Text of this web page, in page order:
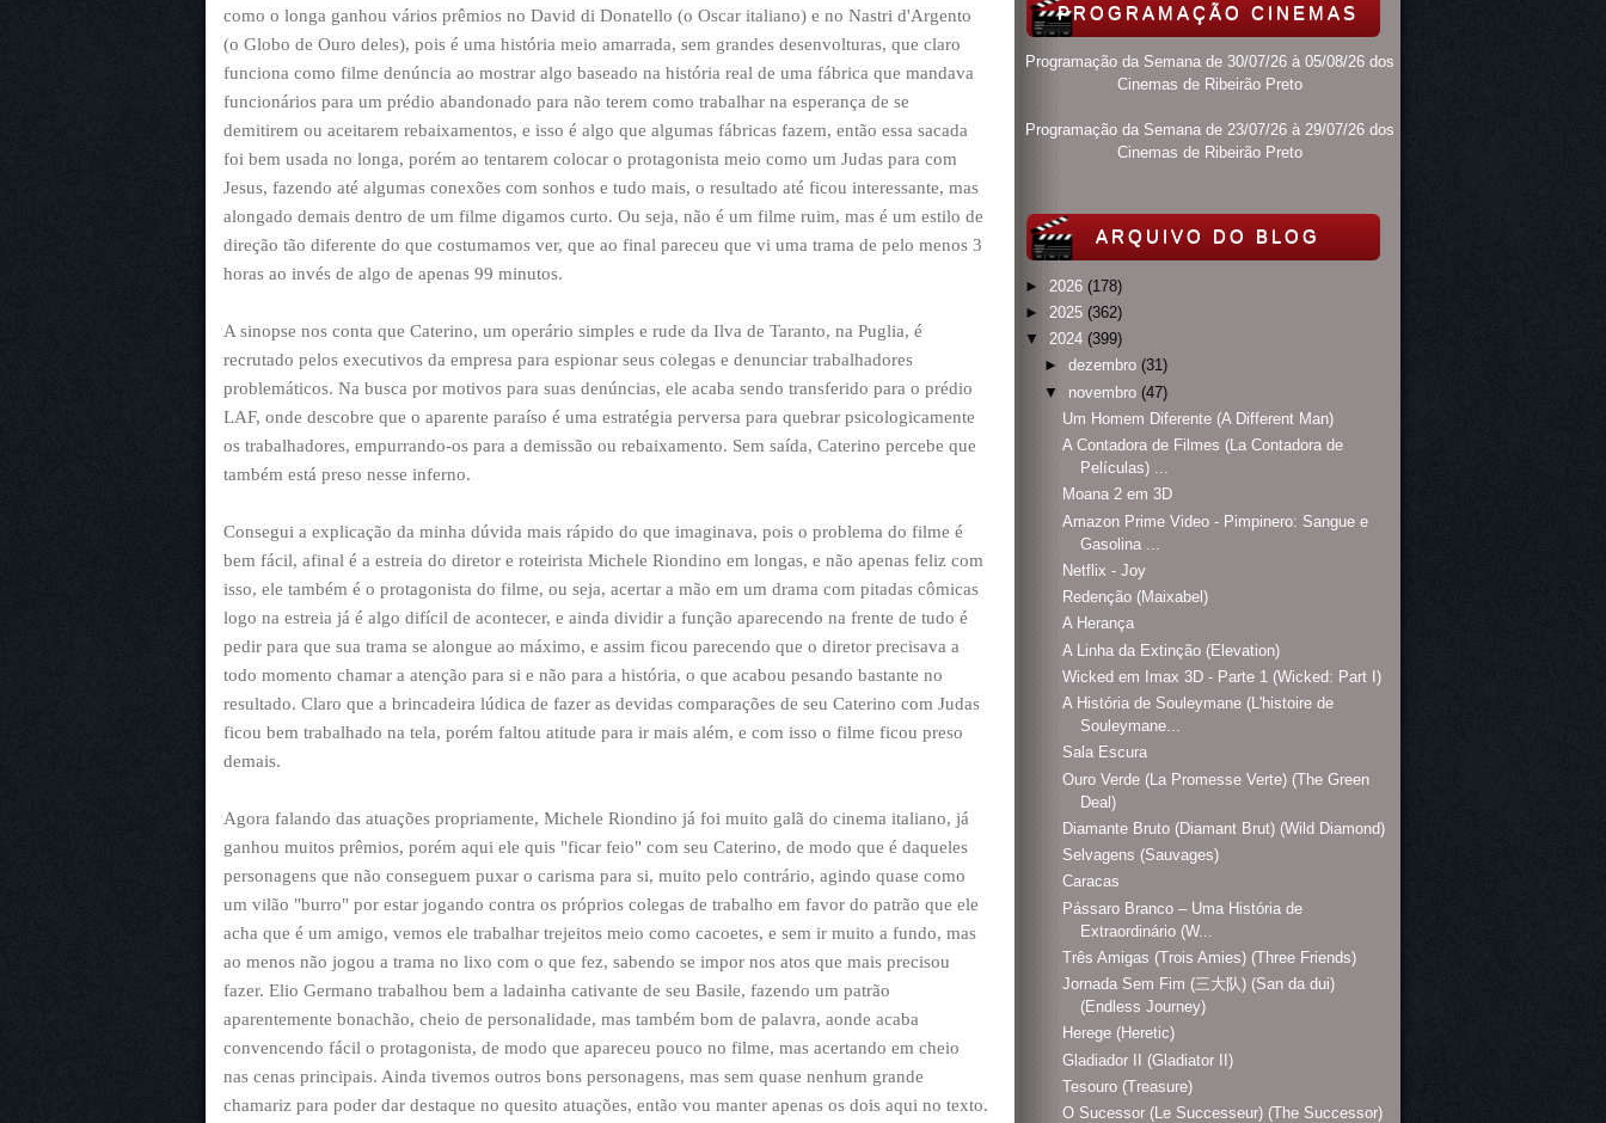
como o longa ganhou vários prêmios no David di Donatello (o Oscar italiano) e no Nastri d'Argento
(o Globo de Ouro deles), pois é uma história meio amarrada, sem grandes desenvolturas, que claro
funciona como filme denúncia ao mostrar algo baseado na história real de uma fábrica que mandava
funcionários para um prédio abandonado para não terem como trabalhar na esperança de se
demitirem ou aceitarem rebaixamentos, e isso é algo que algumas fábricas fazem, então essa sacada
foi bem usada no longa, porém ao tentarem colocar o protagonista meio como um Judas para com
Jesus, fazendo até algumas conexões com sonhos e tudo mais, o resultado até ficou interessante, mas
alongado demais dentro de um filme digamos curto. Ou seja, não é um filme ruim, mas é um estilo de
direção tão diferente do que costumamos ver, que ao final pareceu que vi uma trama de pelo menos 3
horas ao invés de algo de apenas 99 minutos.
A sinopse nos conta que Caterino, um operário simples e rude da Ilva de Taranto, na Puglia, é
recrutado pelos executivos da empresa para espionar seus colegas e denunciar trabalhadores
problemáticos. Na busca por motivos para suas denúncias, ele acaba sendo transferido para o prédio
LAF, onde descobre que o aparente paraíso é uma estratégia perversa para quebrar psicologicamente
os trabalhadores, empurrando-os para a demissão ou rebaixamento. Sem saída, Caterino percebe que
também está preso nesse inferno.
Consegui a explicação da minha dúvida mais rápido do que imaginava, pois o problema do filme é
bem fácil, afinal é a estreia do diretor e roteirista Michele Riondino em longas, e não apenas feliz com
isso, ele também é o protagonista do filme, ou seja, acertar a mão em um drama com pitadas cômicas
logo na estreia já é algo difícil de acontecer, e ainda dividir a função aparecendo na frente de tudo é
pedir para que sua trama se alongue ao máximo, e assim ficou parecendo que o diretor precisava a
todo momento chamar a atenção para si e não para a história, o que acabou pesando bastante no
resultado. Claro que a brincadeira lúdica de fazer as devidas comparações de seu Caterino com Judas
ficou bem trabalhado na tela, porém faltou atitude para ir mais além, e com isso o filme ficou preso
demais.
Agora falando das atuações propriamente, Michele Riondino já foi muito galã do cinema italiano, já
ganhou muitos prêmios, porém aqui ele quis "ficar feio" com seu Caterino, de modo que é daqueles
personagens que não conseguem puxar o carisma para si, muito pelo contrário, agindo quase como
um vilão "burro" por estar jogando contra os próprios colegas de trabalho em favor do patrão que ele
acha que é um amigo, vemos ele trabalhar trejeitos meio como cacoetes, e sem ir muito a fundo, mas
ao menos não jogou a trama no lixo com o que fez, sabendo se impor nos atos que mais precisou
fazer. Elio Germano trabalhou bem a ladainha cativante de seu Basile, fazendo um patrão
aparentemente bonachão, cheio de personalidade, mas também bom de palavra, aonde acaba
convencendo fácil o protagonista, de modo que apareceu pouco no filme, mas acertando em cheio
nas cenas principais. Ainda tivemos outros bons personagens, mas sem quase nenhum grande
chamariz para poder dar destaque no quesito atuações, então vou manter apenas os dois aqui no texto.
PROGRAMAÇÃO CINEMAS
Programação da Semana de 30/07/26 à 05/08/26 dos
Cinemas de Ribeirão Preto
Programação da Semana de 23/07/26 à 29/07/26 dos
Cinemas de Ribeirão Preto
ARQUIVO DO BLOG
► 2026 (178)
► 2025 (362)
▼
2024 (399)
► dezembro (31)
▼
novembro (47)
Um Homem Diferente (A Different Man)
A Contadora de Filmes (La Contadora de
Películas) ...
Moana 2 em 3D
Amazon Prime Video - Pimpinero: Sangue e
Gasolina ...
Netflix - Joy
Redenção (Maixabel)
A Herança
A Linha da Extinção (Elevation)
Wicked em Imax 3D - Parte 1 (Wicked: Part I)
A História de Souleymane (L'histoire de
Souleymane...
Sala Escura
Ouro Verde (La Promesse Verte) (The Green
Deal)
Diamante Bruto (Diamant Brut) (Wild Diamond)
Selvagens (Sauvages)
Caracas
Pássaro Branco – Uma História de
Extraordinário (W...
Três Amigas (Trois Amies) (Three Friends)
Jornada Sem Fim (三大队) (San da dui)
(Endless Journey)
Herege (Heretic)
Gladiador II (Gladiator II)
Tesouro (Treasure)
O Sucessor (Le Successeur) (The Successor)